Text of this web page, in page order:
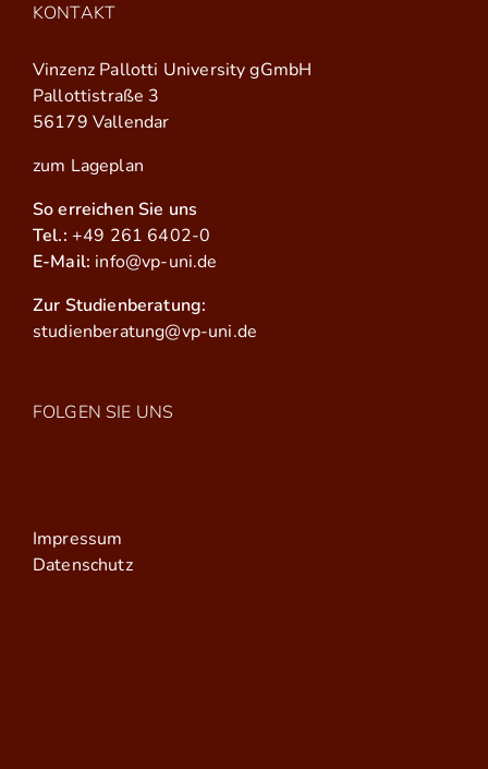
KONTAKT
Vinzenz Pallotti University gGmbH
Pallottistraße 3
56179 Vallendar
zum Lageplan
So erreichen Sie uns
Tel.: +49 261 6402-0
E-Mail: info@vp-uni.de
Zur Studienberatung:
studienberatung@vp-uni.de
FOLGEN SIE UNS
Impressum
Datenschutz